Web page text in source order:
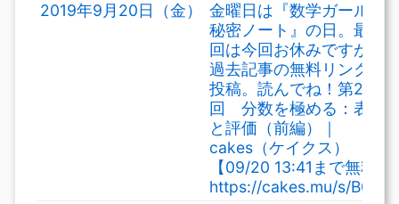
2019年9月20日（金）
金曜日は『数学ガールの
秘密ノート』の日。最新
回は今回お休みですが、
過去記事の無料リンクを
投稿。読んでね！第265
回 分数を極める：表記
と評価（前編）｜
cakes（ケイクス）
【09/20 13:41まで無料】
https://cakes.mu/s/B0Myj